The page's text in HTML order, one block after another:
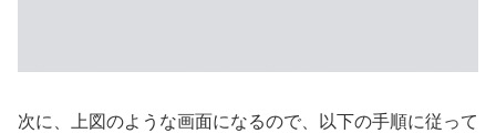
次に、上図のような画面になるので、以下の手順に従って